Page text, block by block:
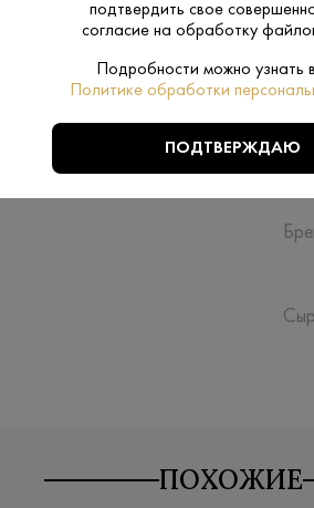
ПОХОЖИЕ
подтвердить свое
согласие на обработку
Подробности можно узнать
Политике обработки
ПОДТВЕРЖДАЮ